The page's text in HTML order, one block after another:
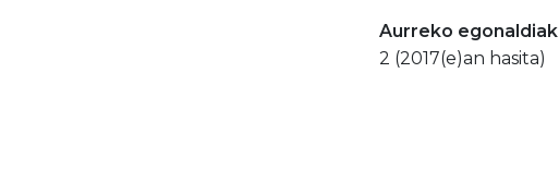
Aurreko egonaldiak
2 (2017(e)an hasita)